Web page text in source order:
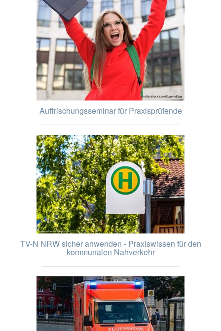
Auffrischungsseminar für Praxisprüfende
TV-N NRW sicher anwenden - Praxiswissen für den
kommunalen Nahverkehr